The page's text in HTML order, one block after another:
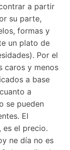
a partir
su parte,
formas y
un plato de
Por el
caros y menos
a base
a
se pueden
El
es el precio.
ne día no es